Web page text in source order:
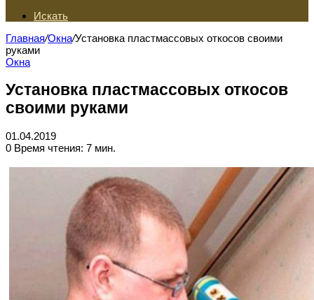
Искать
Главная/Окна/Установка пластмассовых откосов своими
руками
Окна
Установка пластмассовых откосов
своими руками
01.04.2019
0 Время чтения: 7 мин.